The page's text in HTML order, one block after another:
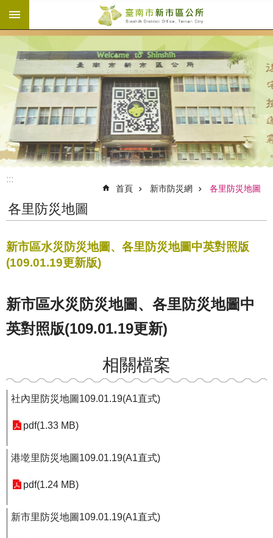
跳到主要內容區塊
:::
首頁 新市防災網 各里防災地圖
各里防災地圖
新市區水災防災地圖、各里防災地圖中英對照版
(109.01.19更新版)
新市區水災防災地圖、各里防災地圖中
英對照版(109.01.19更新)
相關檔案
社內里防災地圖109.01.19(A1直式)
pdf(1.33 MB)
港墘里防災地圖109.01.19(A1直式)
pdf(1.24 MB)
新市里防災地圖109.01.19(A1直式)